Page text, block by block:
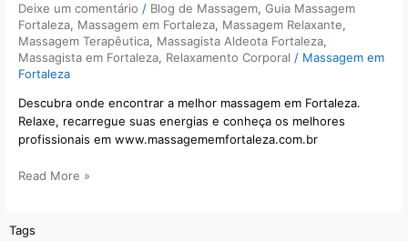
Deixe um comentário / Blog de Massagem,Guia Massagem
Fortaleza, Massagem em Fortaleza, Massagem Relaxante,
Massagem Terapêutica, Massagista Aldeota Fortaleza,
Massagista em Fortaleza, Relaxamento Corporal / Massagem em
Fortaleza
Descubra onde encontrar a melhor massagem em Fortaleza.
Relaxe, recarregue suas energias e conheça os melhores
profissionais em www.massagememfortaleza.com.br
Read More »
Tags